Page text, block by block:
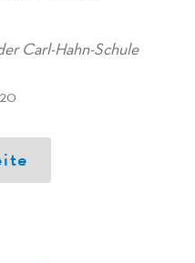
Carl-Hahn-Schule